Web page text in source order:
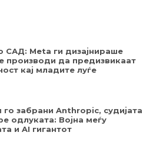
САД: Meta ги дизајнираше
производи да предизвикаат
кај младите луѓе
го забрани Anthropic, судијата
одлуката: Војна меѓу
и AI гигантот